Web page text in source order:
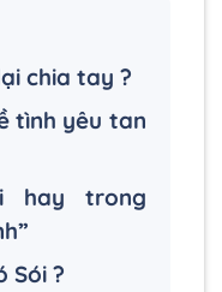
chia tay ?
tình yêu tan
hay trong
Sói ?